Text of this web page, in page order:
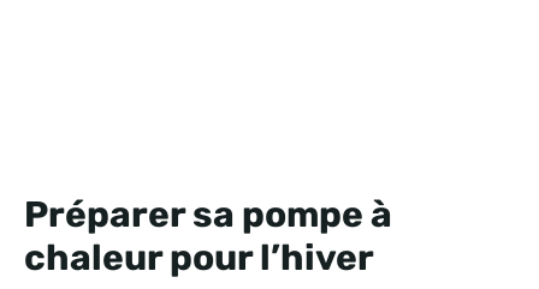
Préparer sa pompe à
chaleur pour l’hiver